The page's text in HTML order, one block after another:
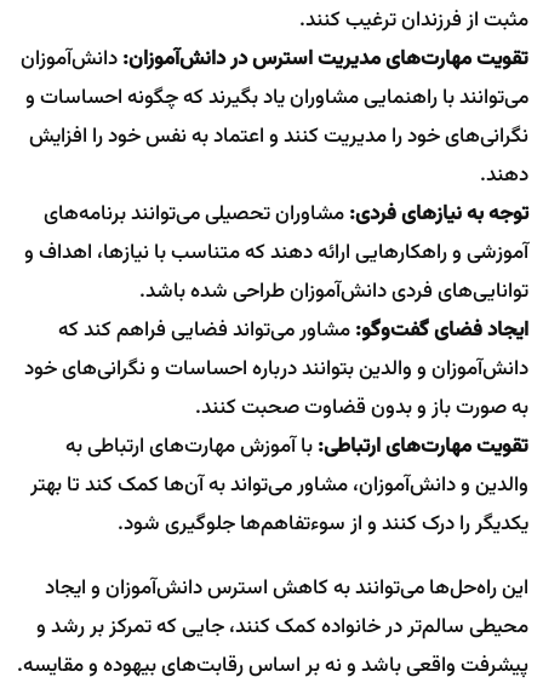
مثبت از فرزندان ترغیب کنند.
تقویت مهارت‌های مدیریت استرس در دانش‌آموزان:دانش‌آموزان
می‌توانند با راهنمایی مشاوران یاد بگیرند که چگونه احساسات و
نگرانی‌های خود را مدیریت کنند و اعتماد به نفس خود را افزایش
دهند.
توجه به نیازهای فردی:مشاوران تحصیلی می‌توانند برنامه‌های
آموزشی و راهکارهایی ارائه دهند که متناسب با نیازها، اهداف و
توانایی‌های فردی دانش‌آموزان طراحی شده باشد.
ایجاد فضای گفت‌وگو:مشاور می‌تواند فضایی فراهم کند که
دانش‌آموزان و والدین بتوانند درباره احساسات و نگرانی‌های خود
به صورت باز و بدون قضاوت صحبت کنند.
تقویت مهارت‌های ارتباطی:با آموزش مهارت‌های ارتباطی به
والدین و دانش‌آموزان، مشاور می‌تواند به آن‌ها کمک کند تا بهتر
یکدیگر را درک کنند و از سوءتفاهم‌ها جلوگیری شود.
این راه‌حل‌ها می‌توانند به کاهش استرس دانش‌آموزان و ایجاد
محیطی سالم‌تر در خانواده کمک کنند، جایی که تمرکز بر رشد و
پیشرفت واقعی باشد و نه بر اساس رقابت‌های بیهوده و مقایسه.